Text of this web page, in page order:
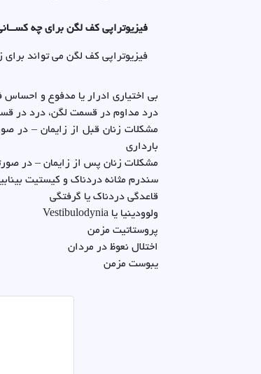
فیزیوتراپی کف لگن برای چه
فیزیوتراپی کف لگن می تواند
بی اختیاری ادرار یا مدفوع و احساس
درد مداوم در قسمت لگن، درد در
مشکلات زنان قبل از زایمان – در
بارداری
مشکلات زنان پس از زایمان – در
سندرم مثانه دردناک و کیستیت
قاعدگی دردناک یا گرفتگی
ولوودینیا یا Vestibulodynia
پروستاتیت مزمن
اختلال نعوظ در مردان
یبوست مزمن